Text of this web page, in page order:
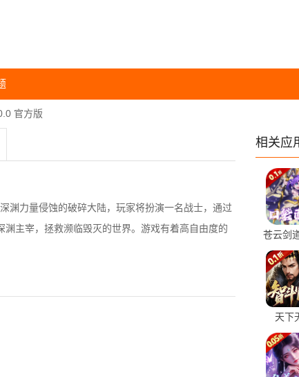
官方版
渊力量侵蚀的破碎大陆，玩家将扮演一名战士，通过
主宰，拯救濒临毁灭的世界。游戏有着高自由度的
相关应
苍云剑
1.0.0
天下
HD0.1
最